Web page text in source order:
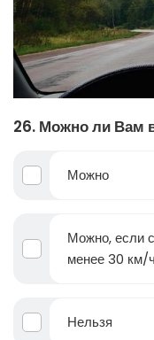
26. Можно ли Вам
Можно
Можно, если
менее 30 км/ч
Нельзя